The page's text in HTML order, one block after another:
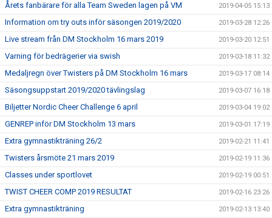
Årets fanbärare för alla Team Sweden lagen på VM 2019-04-05 15:13
Information om try outs inför säsongen 2019/2020 2019-03-28 12:26
Live stream från DM Stockholm 16 mars 2019 2019-03-20 12:51
Varning för bedrägerier via swish 2019-03-18 11:32
Medaljregn över Twisters på DM Stockholm 16 mars 2019-03-17 08:14
Säsongsuppstart 2019/2020 tävlingslag 2019-03-07 16:18
Biljetter Nordic Cheer Challenge 6 april 2019-03-04 19:02
GENREP inför DM Stockholm 13 mars 2019-03-01 17:19
Extra gymnastikträning 26/2 2019-02-21 11:41
Twisters årsmöte 21 mars 2019 2019-02-19 11:36
Classes under sportlovet 2019-02-19 00:51
TWIST CHEER COMP 2019 RESULTAT 2019-02-16 23:26
Extra gymnastikträning 2019-02-13 13:40